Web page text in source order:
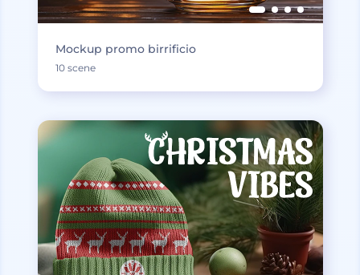
Mockup promo birrificio
10 scene